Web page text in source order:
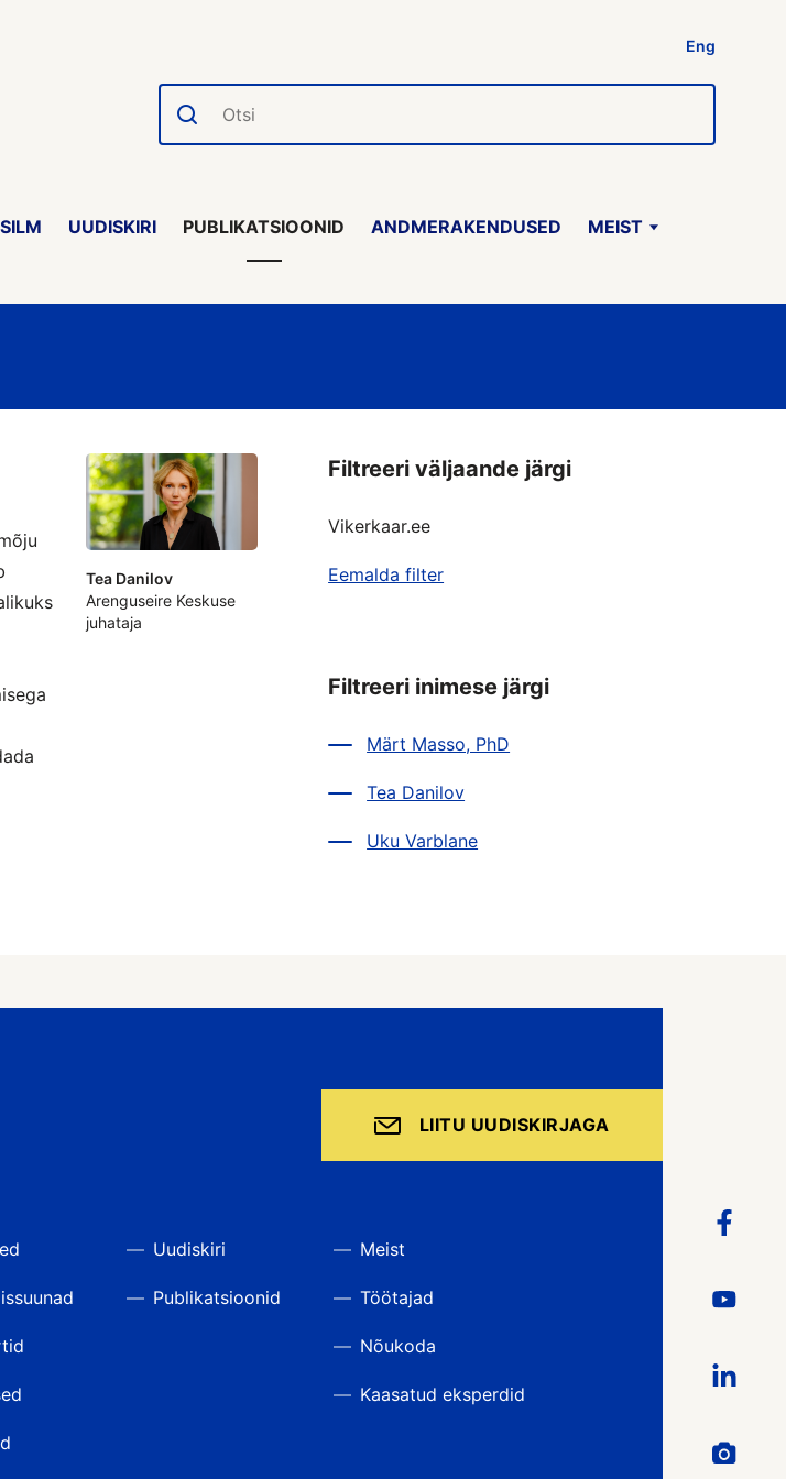
Eng
Otsi
UUDISKIRI PUBLIKATSIOONID ANDMERAKENDUSED MEIST
Tea Danilov
Arenguseire Keskuse
juhataja
Filtreeri väljaande järgi
Vikerkaar.ee
Eemalda filter
Filtreeri inimese järgi
Märt Masso, PhD
Tea Danilov
Uku Varblane
LIITU UUDISKIRJAGA
Uudiskiri
Publikatsioonid
Meist
Töötajad
Nõukoda
Kaasatud eksperdid